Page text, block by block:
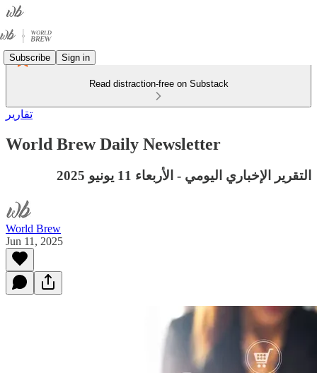
Subscribe Sign in
Read distraction-free on Substack
تقارير
World Brew Daily Newsletter
التقرير الإخباري اليومي - الأربعاء 11 يونيو 2025
World Brew
Jun 11, 2025